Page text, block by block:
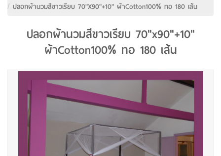
ปลอกผ้านวมสีขาวเรียบ 70"x90"+10" ผ้าCotton100% ทอ 180 เส้น
ปลอกผ้านวมสีขาวเรียบ 70"x90"+10"
ผ้าCotton100% ทอ 180 เส้น